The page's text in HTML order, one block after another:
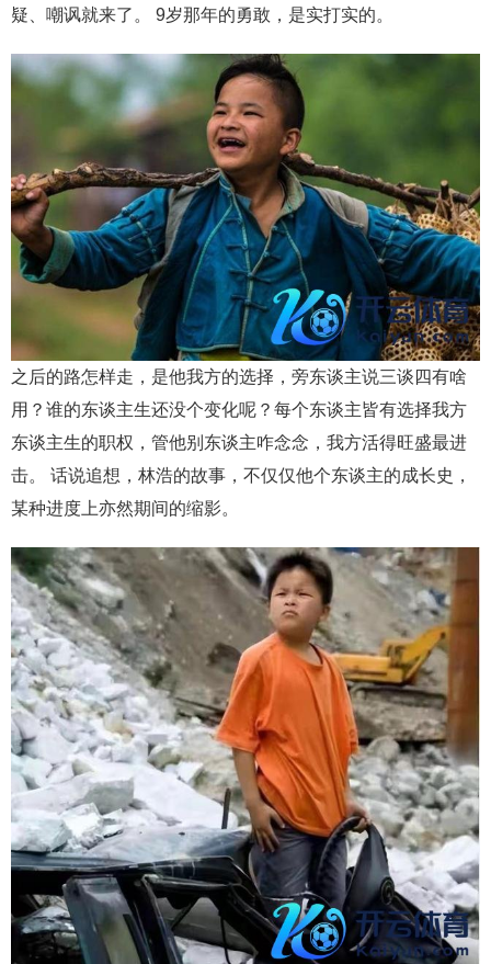
疑、嘲讽就来了。 9岁那年的勇敢，是实打实的。
之后的路怎样走，是他我方的选择，旁东谈主说三谈四有啥
用？谁的东谈主生还没个变化呢？每个东谈主皆有选择我方
东谈主生的职权，管他别东谈主咋念念，我方活得旺盛最进
击。 话说追想，林浩的故事，不仅仅他个东谈主的成长史，
某种进度上亦然期间的缩影。